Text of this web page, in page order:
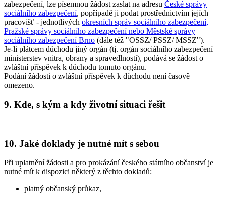
zabezpečení, lze písemnou žádost zaslat na adresu České správy
sociálního zabezpečení, popřípadě ji podat prostřednictvím jejích
pracovišť - jednotlivých okresních správ sociálního zabezpečení,
Pražské správy sociálního zabezpečení nebo Městské správy
sociálního zabezpečení Brno (dále též "OSSZ/ PSSZ/ MSSZ").
Je-li plátcem důchodu jiný orgán (tj. orgán sociálního zabezpečení
ministerstev vnitra, obrany a spravedlnosti), podává se žádost o
zvláštní příspěvek k důchodu tomuto orgánu.
Podání žádosti o zvláštní příspěvek k důchodu není časově
omezeno.
9. Kde, s kým a kdy životní situaci řešit
10. Jaké doklady je nutné mít s sebou
Při uplatnění žádosti a pro prokázání českého státního občanství je
nutné mít k dispozici některý z těchto dokladů:
platný občanský průkaz,